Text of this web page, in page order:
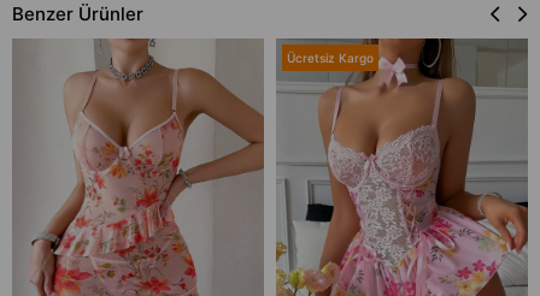
Benzer Ürünler
Ücretsiz Kargo